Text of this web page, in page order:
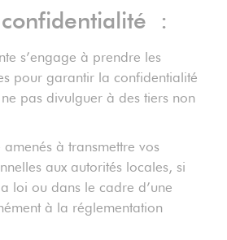
confidentialité :
s’engage à prendre les
pour garantir la confidentialité
pas divulguer à des tiers non
à transmettre vos
aux autorités locales, si
loi ou dans le cadre d’une
à la réglementation